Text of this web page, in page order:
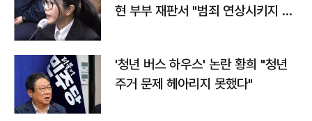
현 부부 재판서 "범죄 연상시키지 말
'청년 버스 하우스' 논란 황희 "청년
주거 문제 헤아리지 못했다"